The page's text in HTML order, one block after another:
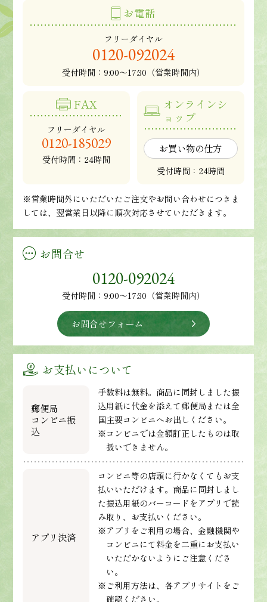
お電話
フリーダイヤル
0120-092024
受付時間： 9:00～17:30（営業時間内）
FAX
フリーダイヤル
0120-185029
受付時間：24時間
オンラインシ
ョップ
お買い物の仕方
受付時間：24時間
※営業時間外にいただいたご注文やお問い合わせにつきま
しては、翌営業日以降に順次対応させていただきます。
お問合せ
0120-092024
受付時間：9:00～17:30（営業時間内）
お問合せフォーム
お支払いについて
郵便局
コンビニ振
込
手数料は無料。商品に同封しました振
込用紙に代金を添えて郵便局または全
国主要コンビニへお出しください。
※コンビニでは金額訂正したものは取
扱いできません。
アプリ決済
コンビニ等の店頭に行かなくてもお支
払いいただけます。商品に同封しまし
た振込用紙のバーコードをアプリで読
み取り、お支払いください。
※アプリをご利用の場合、金融機関や
コンビニにて料金を二重にお支払い
いただかないようにご注意くださ
い。
※ご利用方法は、各アプリサイトをご
確認ください。